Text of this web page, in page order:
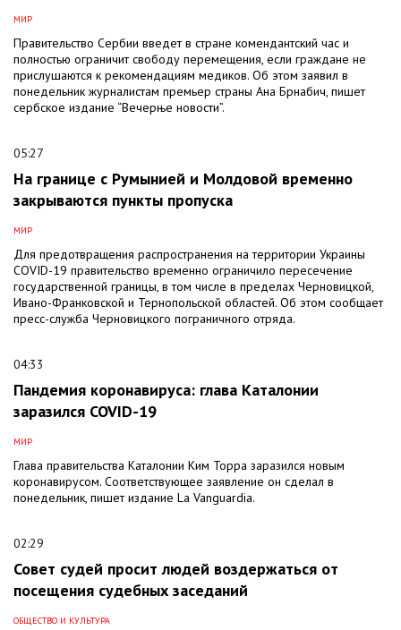
МИР
Правительство Сербии введет в стране комендантский час и
полностью ограничит свободу перемещения, если граждане не
прислушаются к рекомендациям медиков. Об этом заявил в
понедельник журналистам премьер страны Ана Брнабич, пишет
сербское издание “Вечерње новости”.
05:27
На границе с Румынией и Молдовой временно
закрываются пункты пропуска
МИР
Для предотвращения распространения на территории Украины
COVID-19 правительство временно ограничило пересечение
государственной границы, в том числе в пределах Черновицкой,
Ивано-Франковской и Тернопольской областей. Об этом сообщает
пресс-служба Черновицкого пограничного отряда.
04:33
Пандемия коронавируса: глава Каталонии
заразился COVID-19
МИР
Глава правительства Каталонии Ким Торра заразился новым
коронавирусом. Соответствующее заявление он сделал в
понедельник, пишет издание La Vanguardia.
02:29
Совет судей просит людей воздержаться от
посещения судебных заседаний
ОБЩЕСТВО И КУЛЬТУРА